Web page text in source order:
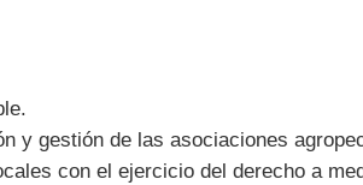
y gestión de las asociaciones
con el ejercicio del derecho a